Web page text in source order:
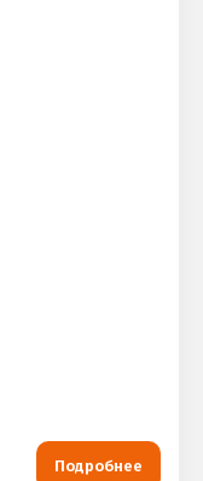
Подробнее